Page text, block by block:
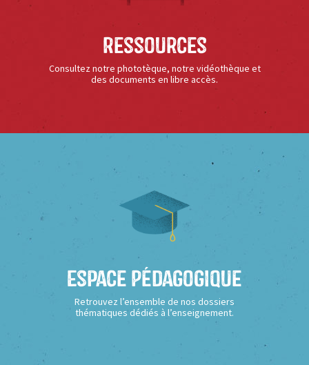
Ressources
Consultez notre phototèque, notre vidéothèque et
des documents en libre accès.
Espace Pédagogique
Retrouvez l’ensemble de nos dossiers
thématiques dédiés à l’enseignement.